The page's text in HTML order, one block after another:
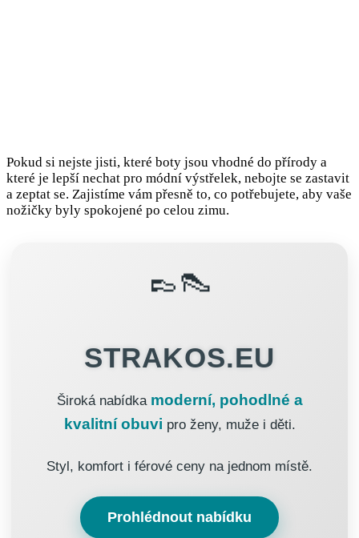
Pokud si nejste jisti, které boty jsou vhodné do přírody a
které je lepší nechat pro módní výstřelek, nebojte se zastavit
a zeptat se. Zajistíme vám přesně to, co potřebujete, aby vaše
nožičky byly spokojené po celou zimu.
👞👠
STRAKOS.EU
Široká nabídka moderní, pohodlné a
kvalitní obuvi pro ženy, muže i děti.
Styl, komfort i férové ceny na jednom místě.
Prohlédnout nabídku